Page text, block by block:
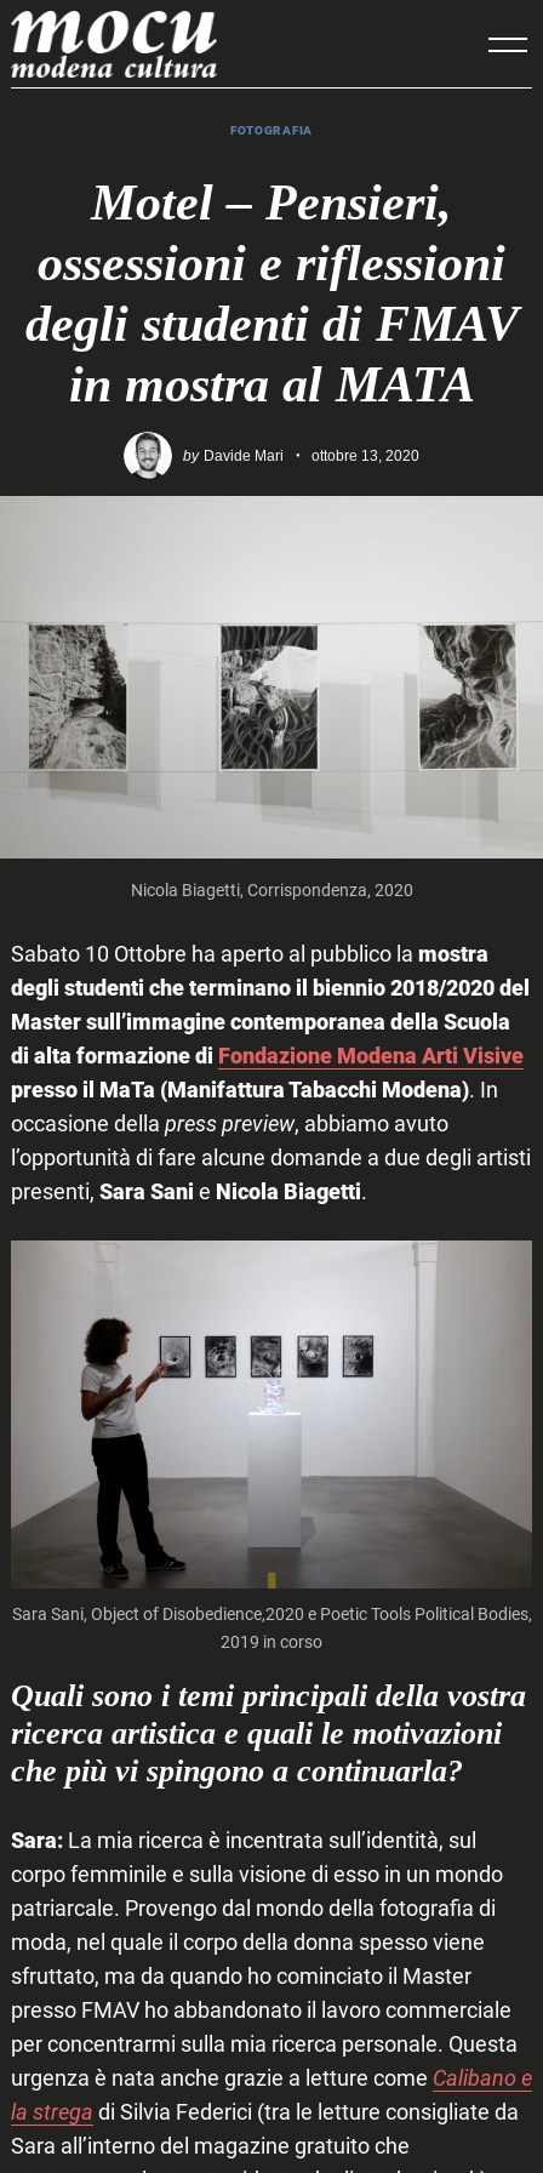
Skip
to
content
FOTOGRAFIA
Motel – Pensieri,
ossessioni e riflessioni
degli studenti di FMAV
in mostra al MATA
by Davide Mari ottobre 13, 2020
Nicola Biagetti, Corrispondenza, 2020
Sabato 10 Ottobre ha aperto al pubblico la mostra
degli studenti che terminano il biennio 2018/2020 del
Master sull’immagine contemporanea della Scuola
di alta formazione di Fondazione Modena Arti Visive
presso il MaTa (Manifattura Tabacchi Modena). In
occasione della press preview, abbiamo avuto
l’opportunità di fare alcune domande a due degli artisti
presenti, Sara Sani e Nicola Biagetti.
Sara Sani, Object of Disobedience,2020 e Poetic Tools Political Bodies,
2019 in corso
Quali sono i temi principali della vostra
ricerca artistica e quali le motivazioni
che più vi spingono a continuarla?
Sara: La mia ricerca è incentrata sull’identità, sul
corpo femminile e sulla visione di esso in un mondo
patriarcale. Provengo dal mondo della fotografia di
moda, nel quale il corpo della donna spesso viene
sfruttato, ma da quando ho cominciato il Master
presso FMAV ho abbandonato il lavoro commerciale
per concentrarmi sulla mia ricerca personale. Questa
urgenza è nata anche grazie a letture come Calibano e
la strega di Silvia Federici (tra le letture consigliate da
Sara all’interno del magazine gratuito che